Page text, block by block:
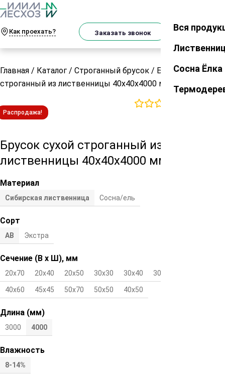
Как проехать? Заказать звонок Закрыть
Вся
Сосна Ёлка
Главная / Каталог / Строганный брусок / Брусок сухой
строганный из лиственницы 40х40х4000 мм сорт AB
Распродажа!
Брусок сухой строганный из
лиственницы 40х40х4000 мм сорт AB
Материал
Сибирская лиственница Сосна/ель
Сорт
АВ Экстра
Сечение (В х Ш), мм
20х70 20х40 20х50 30х30 30х40 30х50
40х60 45х45 50х70 50х50 40х50
Длина (мм)
3000 4000
Влажность
8-14%